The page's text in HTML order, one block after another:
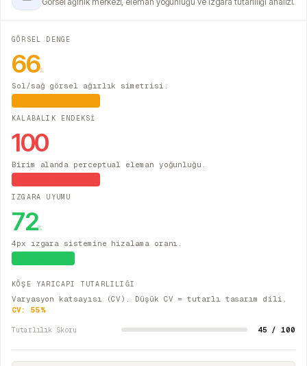
GÖRSEL DENGE
66%
Sol/sağ görsel ağırlık simetrisi.
KALABALIK ENDEKSİ
100
Birim alanda perceptual eleman yoğunluğu.
IZGARA UYUMU
72%
4px ızgara sistemine hizalama oranı.
KÖŞE YARICAPI TUTARLILIĞI
Varyasyon katsayısı (CV). Düşük CV = tutarlı tasarım dili.
CV: 55%
Tutarlılık Skoru 45 / 100